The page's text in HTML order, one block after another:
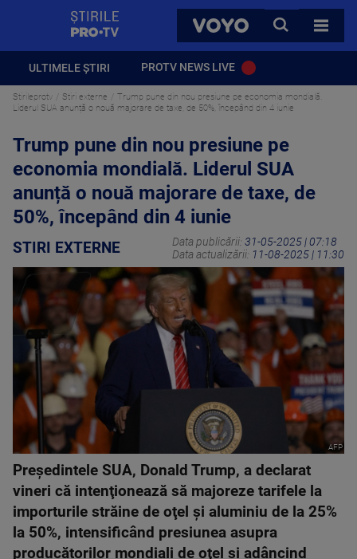
VOYO
CAUTA
TOATE
ULTIMELE ȘTIRI PROTV NEWS LIVE
Stirileprotv Stiri externe
Trump pune din nou presiune pe economia mondială.
Liderul SUA anunță o nouă majorare de taxe, de 50%, începând din 4 iunie
Trump pune din nou presiune pe
economia mondială. Liderul SUA
anunță o nouă majorare de taxe, de
50%, începând din 4 iunie
STIRI EXTERNE Data publicării: 31-05-2025 | 07:18
Data actualizării: 11-08-2025 | 11:30
AFP
Preşedintele SUA, Donald Trump, a declarat
vineri că intenţionează să majoreze tarifele la
importurile străine de oţel şi aluminiu de la 25%
la 50%, intensificând presiunea asupra
producătorilor mondiali de oţel şi adâncind